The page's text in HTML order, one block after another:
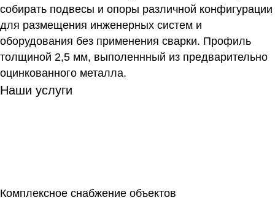
собирать подвесы и опоры различной конфигурации
для размещения инженерных систем и
оборудования без применения сварки. Профиль
толщиной 2,5 мм, выполеннный из предварительно
оцинкованного металла.
Наши услуги
Комплексное снабжение объектов